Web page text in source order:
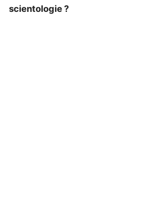
scientologie ?